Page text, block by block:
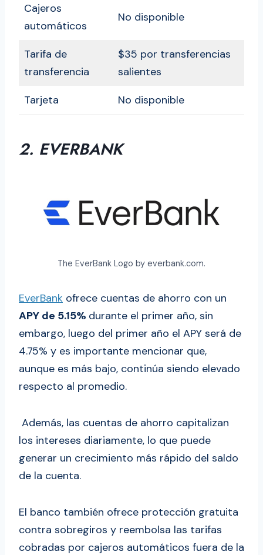
Cajeros
automáticos
No disponible
Tarifa de
transferencia
$35 por transferencias
salientes
Tarjeta
No disponible
2. EVERBANK
The EverBank Logo by everbank.com.
EverBank ofrece cuentas de ahorro con un
APY de 5.15% durante el primer año, sin
embargo, luego del primer año el APY será de
4.75% y es importante mencionar que,
aunque es más bajo, continúa siendo elevado
respecto al promedio.
Además, las cuentas de ahorro capitalizan
los intereses diariamente, lo que puede
generar un crecimiento más rápido del saldo
de la cuenta.
El banco también ofrece protección gratuita
contra sobregiros y reembolsa las tarifas
cobradas por cajeros automáticos fuera de la